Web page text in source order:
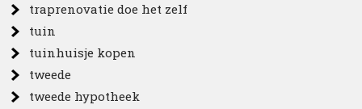
traprenovatie doe het zelf
tuin
tuinhuisje kopen
tweede
tweede hypotheek